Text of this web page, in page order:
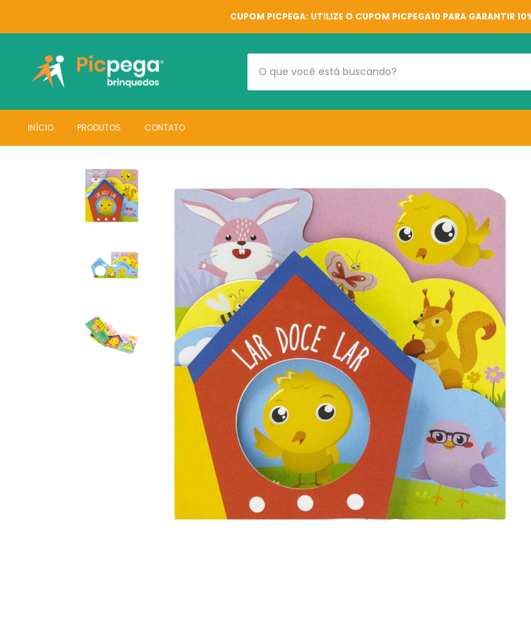
CUPOM PICPEGA: UTILIZE O CUPOM PICPEGA10 PARA GARANTIR
INÍCIO PRODUTOS CONTATO